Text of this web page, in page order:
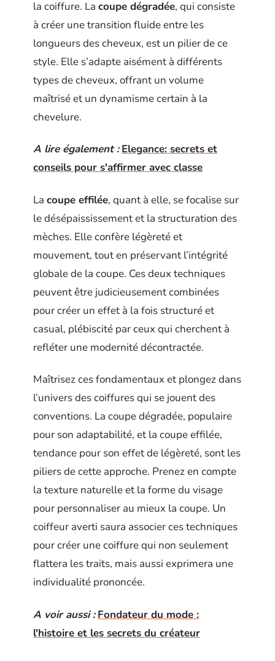
la coiffure. La coupe dégradée, qui consiste
à créer une transition fluide entre les
longueurs des cheveux, est un pilier de ce
style. Elle s’adapte aisément à différents
types de cheveux, offrant un volume
maîtrisé et un dynamisme certain à la
chevelure.
A lire également : Elegance: secrets et
conseils pour s'affirmer avec classe
La coupe effilée, quant à elle, se focalise sur
le désépaississement et la structuration des
mèches. Elle confère légèreté et
mouvement, tout en préservant l’intégrité
globale de la coupe. Ces deux techniques
peuvent être judicieusement combinées
pour créer un effet à la fois structuré et
casual, plébiscité par ceux qui cherchent à
refléter une modernité décontractée.
Maîtrisez ces fondamentaux et plongez dans
l’univers des coiffures qui se jouent des
conventions. La coupe dégradée, populaire
pour son adaptabilité, et la coupe effilée,
tendance pour son effet de légèreté, sont les
piliers de cette approche. Prenez en compte
la texture naturelle et la forme du visage
pour personnaliser au mieux la coupe. Un
coiffeur averti saura associer ces techniques
pour créer une coiffure qui non seulement
flattera les traits, mais aussi exprimera une
individualité prononcée.
A voir aussi : Fondateur du mode :
l'histoire et les secrets du créateur